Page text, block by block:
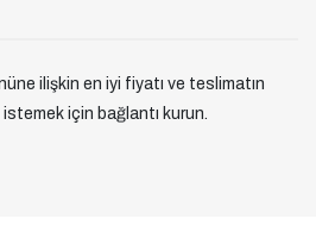
ilişkin en iyi fiyatı ve teslimatın
için bağlantı kurun.